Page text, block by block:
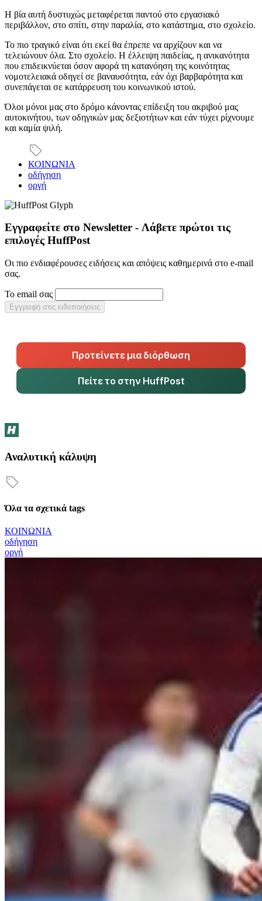
Η βία αυτή δυστυχώς μεταφέρεται παντού στο εργασιακό
περιβάλλον, στο σπίτι, στην παραλία, στο κατάστημα, στο σχολείο.
Το πιο τραγικό είναι ότι εκεί θα έπρεπε να αρχίζουν και να
τελειώνουν όλα. Στο σχολείο. Η έλλειψη παιδείας, η ανικανότητα
που επιδεικνύεται όσον αφορά τη κατανόηση της κοινότητας
νομοτελειακά οδηγεί σε βαναυσότητα, εάν όχι βαρβαρότητα και
συνεπάγεται σε κατάρρευση του κοινωνικού ιστού.
Όλοι μόνοι μας στο δρόμο κάνοντας επίδειξη του ακριβού μας
αυτοκινήτου, των οδηγικών μας δεξιοτήτων και εάν τύχει ρίχνουμε
και καμία ψιλή.
ΚΟΙΝΩΝΙΑ
οδήγηση
οργή
Εγγραφείτε στο Newsletter - Λάβετε πρώτοι τις
επιλογές HuffPost
Οι πιο ενδιαφέρουσες ειδήσεις και απόψεις καθημερινά στο e-mail
σας.
Το email σας
Εγγραφή στις ειδοποιήσεις
Προτείνετε μια διόρθωση
Πείτε το στην HuffPost
Αναλυτική κάλυψη
Όλα τα σχετικά tags
ΚΟΙΝΩΝΙΑ
οδήγηση
οργή